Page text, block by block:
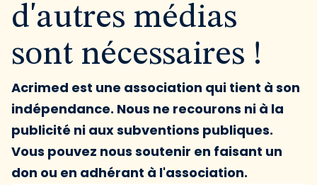
d'autres médias
sont nécessaires !
Acrimed est une association qui tient à son
indépendance. Nous ne recourons ni à la
publicité ni aux subventions publiques.
Vous pouvez nous soutenir en faisant un
don ou en adhérant à l'association.